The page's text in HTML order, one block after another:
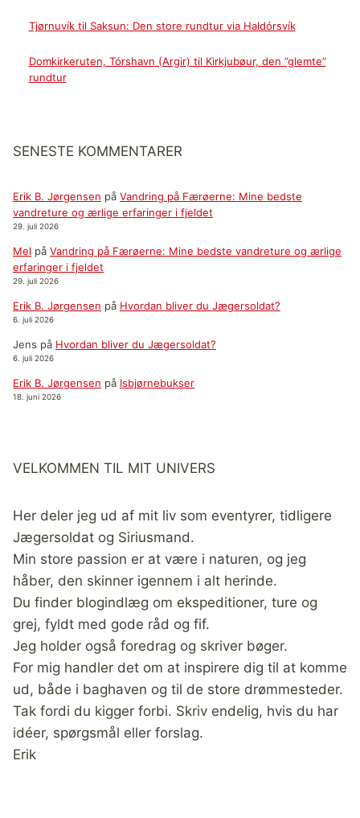
Tjørnuvík til Saksun: Den store rundtur via Haldórsvík
Domkirkeruten, Tórshavn (Argir) til Kirkjubøur, den ”glemte”
rundtur
SENESTE KOMMENTARER
Erik B. Jørgensen på Vandring på Færøerne: Mine bedste
vandreture og ærlige erfaringer i fjeldet
29. juli 2026
Mel på Vandring på Færøerne: Mine bedste vandreture og ærlige
erfaringer i fjeldet
29. juli 2026
Erik B. Jørgensen på Hvordan bliver du Jægersoldat?
6. juli 2026
Jens på Hvordan bliver du Jægersoldat?
6. juli 2026
Erik B. Jørgensen på Isbjørnebukser
18. juni 2026
VELKOMMEN TIL MIT UNIVERS
Her deler jeg ud af mit liv som eventyrer, tidligere
Jægersoldat og Siriusmand.
Min store passion er at være i naturen, og jeg
håber, den skinner igennem i alt herinde.
Du finder blogindlæg om ekspeditioner, ture og
grej, fyldt med gode råd og fif.
Jeg holder også foredrag og skriver bøger.
For mig handler det om at inspirere dig til at komme
ud, både i baghaven og til de store drømmesteder.
Tak fordi du kigger forbi. Skriv endelig, hvis du har
idéer, spørgsmål eller forslag.
Erik